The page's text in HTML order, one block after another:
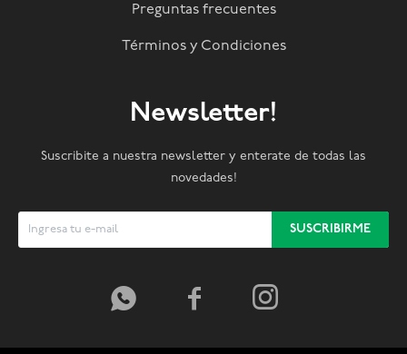
Preguntas frecuentes
Términos y Condiciones
Newsletter!
Suscribite a nuestra newsletter y enterate de todas las
novedades!
SUSCRIBIRME
  